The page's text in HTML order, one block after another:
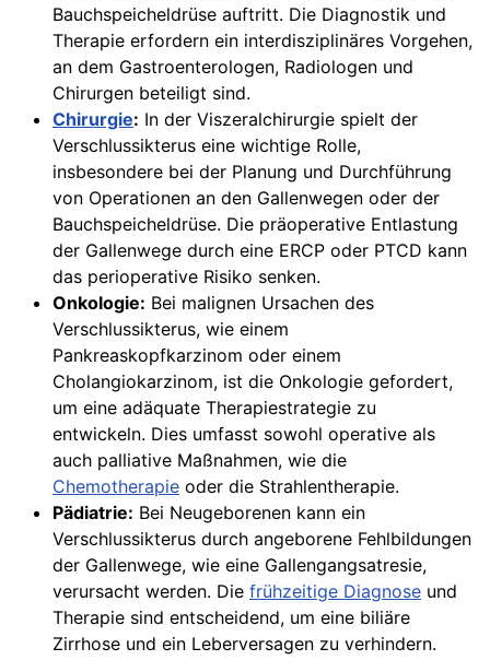
Bauchspeicheldrüse auftritt. Die Diagnostik und
Therapie erfordern ein interdisziplinäres Vorgehen,
an dem Gastroenterologen, Radiologen und
Chirurgen beteiligt sind.
Chirurgie: In der Viszeralchirurgie spielt der
Verschlussikterus eine wichtige Rolle,
insbesondere bei der Planung und Durchführung
von Operationen an den Gallenwegen oder der
Bauchspeicheldrüse. Die präoperative Entlastung
der Gallenwege durch eine ERCP oder PTCD kann
das perioperative Risiko senken.
Onkologie: Bei malignen Ursachen des
Verschlussikterus, wie einem
Pankreaskopfkarzinom oder einem
Cholangiokarzinom, ist die Onkologie gefordert,
um eine adäquate Therapiestrategie zu
entwickeln. Dies umfasst sowohl operative als
auch palliative Maßnahmen, wie die
Chemotherapie oder die Strahlentherapie.
Pädiatrie: Bei Neugeborenen kann ein
Verschlussikterus durch angeborene Fehlbildungen
der Gallenwege, wie eine Gallengangsatresie,
verursacht werden. Die frühzeitige Diagnose und
Therapie sind entscheidend, um eine biliäre
Zirrhose und ein Leberversagen zu verhindern.